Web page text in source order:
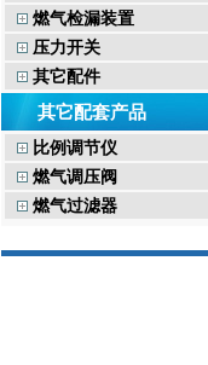
燃气检漏装置
压力开关
其它配件
其它配套产品
比例调节仪
燃气调压阀
燃气过滤器